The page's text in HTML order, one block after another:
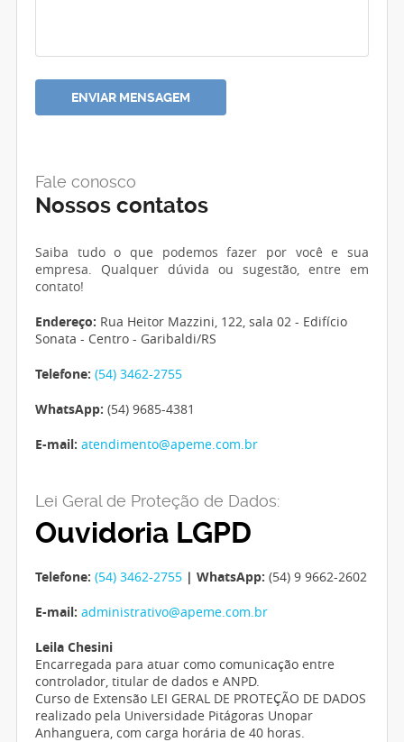
Fale conosco
Nossos contatos
Saiba tudo o que podemos fazer por você e sua
empresa. Qualquer dúvida ou sugestão, entre em
contato!
Endereço: Rua Heitor Mazzini, 122, sala 02 - Edifício
Sonata - Centro - Garibaldi/RS
Telefone: (54) 3462-2755
WhatsApp: (54) 9685-4381
E-mail: atendimento@apeme.com.br
Lei Geral de Proteção de Dados:
Ouvidoria LGPD
Telefone: (54) 3462-2755 | WhatsApp: (54) 9 9662-2602
E-mail: administrativo@apeme.com.br
Leila Chesini
Encarregada para atuar como comunicação entre
controlador, titular de dados e ANPD.
Curso de Extensão LEI GERAL DE PROTEÇÃO DE DADOS
realizado pela Universidade Pitágoras Unopar
Anhanguera, com carga horária de 40 horas.